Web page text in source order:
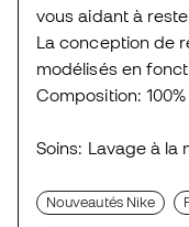
vous aidant à
La conception de
modélisés en
Composition:
Soins: Lavage à la
Nouveautés Nike